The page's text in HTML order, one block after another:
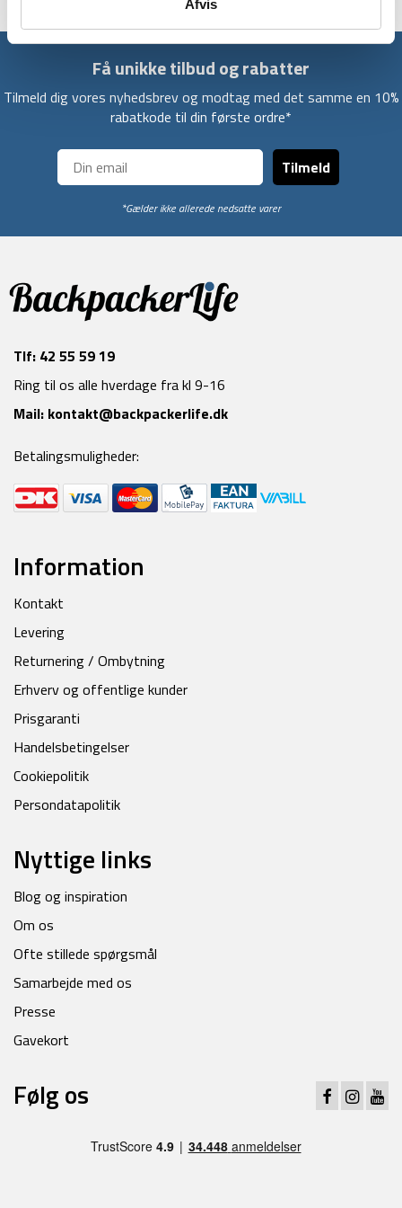
Afvis
Få unikke tilbud og rabatter
Tilmeld dig vores nyhedsbrev og modtag med det samme en 10%
rabatkode til din første ordre*
Tilmeld
*Gælder ikke allerede nedsatte varer
Tlf: 42 55 59 19
Ring til os alle hverdage fra kl 9-16
Mail: kontakt@backpackerlife.dk
Betalingsmuligheder:
Information
Kontakt
Levering
Returnering / Ombytning
Erhverv og offentlige kunder
Prisgaranti
Handelsbetingelser
Cookiepolitik
Persondatapolitik
Nyttige links
Blog og inspiration
Om os
Ofte stillede spørgsmål
Samarbejde med os
Presse
Gavekort
Følg os